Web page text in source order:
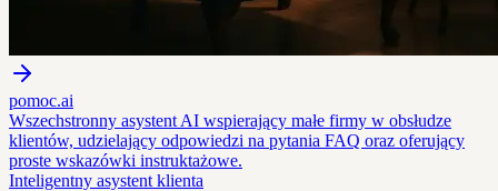
pomoc.ai
Wszechstronny asystent AI wspierający małe firmy w obsłudze
klientów, udzielający odpowiedzi na pytania FAQ oraz oferujący
proste wskazówki instruktażowe.
Inteligentny asystent klienta